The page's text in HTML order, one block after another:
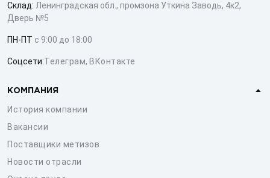
Склад: Ленинградская обл., промзона Уткина Заводь, 4к2,
Дверь №5
ПН-ПТ с 9:00 до 18:00
Соцсети:Телеграм, ВКонтакте
КОМПАНИЯ
История компании
Вакансии
Поставщики метизов
Новости отрасли